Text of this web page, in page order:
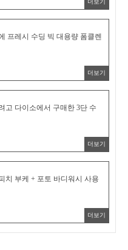
더보기
프레시 수딩 빅 대용량 폼클렌
더보기
고 다이소에서 구매한 3단 수
더보기
치 부케 + 포토 바디워시 사용
더보기